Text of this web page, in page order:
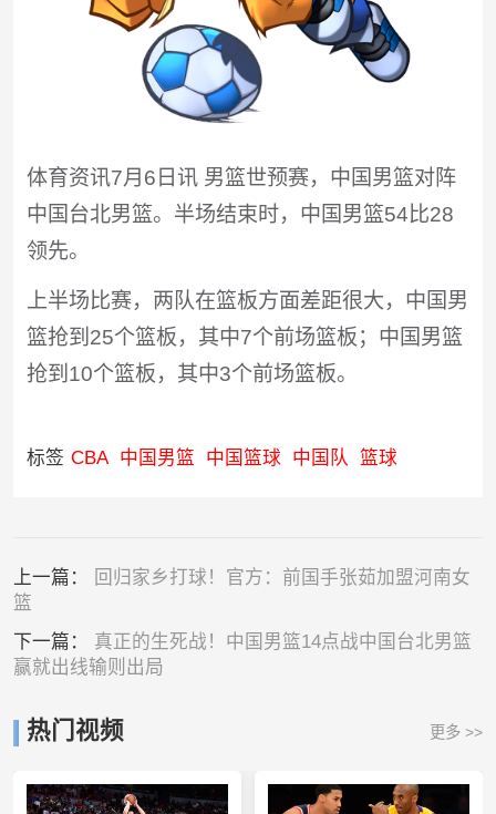
体育资讯7月6日讯 男篮世预赛，中国男篮对阵
中国台北男篮。半场结束时，中国男篮54比28
领先。
上半场比赛，两队在篮板方面差距很大，中国男
篮抢到25个篮板，其中7个前场篮板；中国男篮
抢到10个篮板，其中3个前场篮板。
标签 CBA 中国男篮 中国篮球 中国队 篮球
上一篇：
回归家乡打球！官方：前国手张茹加盟河南女
篮
下一篇： 真正的生死战！中国男篮14点战中国台北男篮
赢就出线输则出局
热门视频 更多 >>